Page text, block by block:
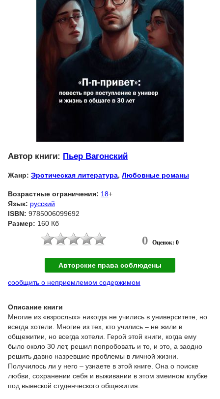
Автор книги: Пьер Вагонский
Жанр: Эротическая литература, Любовные романы
Возрастные ограничения: 18+
Язык: русский
ISBN: 9785006099692
Размер: 160 Кб
0 Оценок: 0
Авторские права соблюдены
сообщить о неприемлемом содержимом
Описание книги
Многие из «взрослых» никогда не учились в университете, но
всегда хотели. Многие из тех, кто учились – не жили в
общежитии, но всегда хотели. Герой этой книги, когда ему
было около 30 лет, решил попробовать и то, и это, а заодно
решить давно назревшие проблемы в личной жизни.
Получилось ли у него – узнаете в этой книге. Она о поиске
любви, сохранении себя и выживании в этом змеином клубке
под вывеской студенческого общежития.